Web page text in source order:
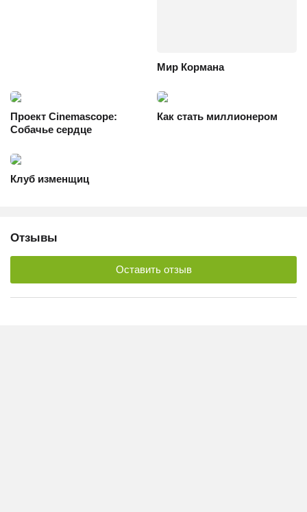
Мир Кормана
Проект Cinemascope:
Собачье сердце
Как стать миллионером
Клуб изменщиц
Отзывы
Оставить отзыв